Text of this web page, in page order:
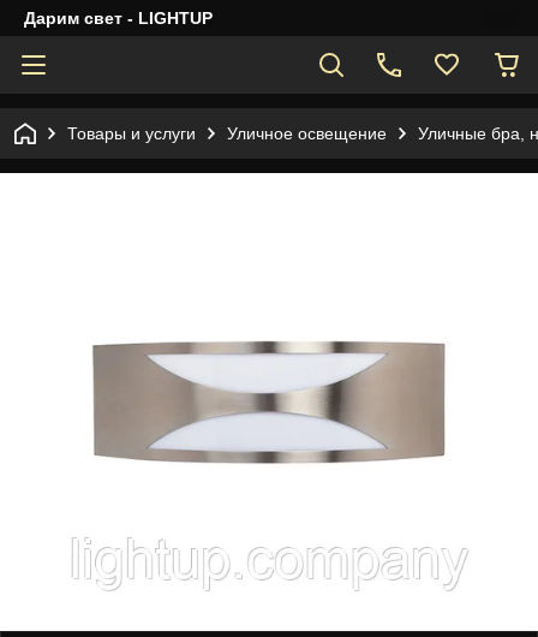
Дарим свет - LIGHTUP
Товары и услуги Уличное освещение Уличные бра,